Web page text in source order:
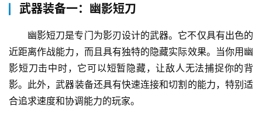
武器装备一：幽影短刀
幽影短刀是专门为影刃设计的武器。它不仅具有出色的
近距离作战能力，而且具有独特的隐藏实际效果。当你用幽
影短刀击中时，它可以短暂隐藏，让敌人无法捕捉你的背
影。此外，武器装备还具有快速连接和切割的能力，特别适
合追求速度和协调能力的玩家。